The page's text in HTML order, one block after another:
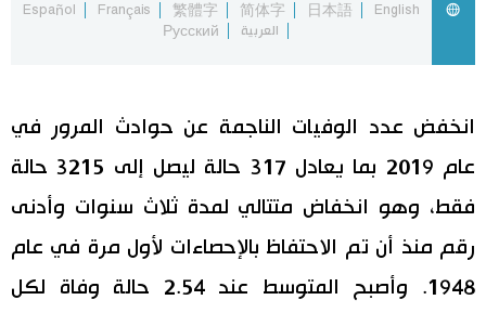
تجارب وآراء
اقتصاد
مجتمع
ثقافة
موسوعة اليابان
المطبخ الياباني
English
日本語
简体字
繁體字
Français
Español
العربية
Русский
انخفض عدد الوفيات الناجمة عن حوادث المرور في
عام 2019 بما يعادل 317 حالة ليصل إلى 3215 حالة
فقط، وهو انخفاض متتالي لمدة ثلاث سنوات وأدنى
رقم منذ أن تم الاحتفاظ بالإحصاءات لأول مرة في عام
1948. وأصبح المتوسط عند 2.54 حالة وفاة لكل